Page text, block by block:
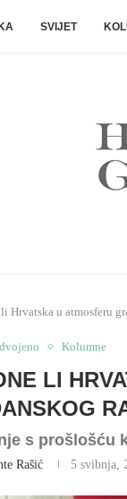
SVIJET
u atmosferu
Kolumne
LI
s prošlošću
Rašić 5 svibnja,